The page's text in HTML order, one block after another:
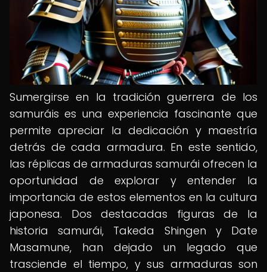
Sumergirse en la tradición guerrera de los
samuráis es una experiencia fascinante que
permite apreciar la dedicación y maestría
detrás de cada armadura. En este sentido,
las réplicas de armaduras samurái ofrecen la
oportunidad de explorar y entender la
importancia de estos elementos en la cultura
japonesa. Dos destacadas figuras de la
historia samurái, Takeda Shingen y Date
Masamune, han dejado un legado que
trasciende el tiempo, y sus armaduras son